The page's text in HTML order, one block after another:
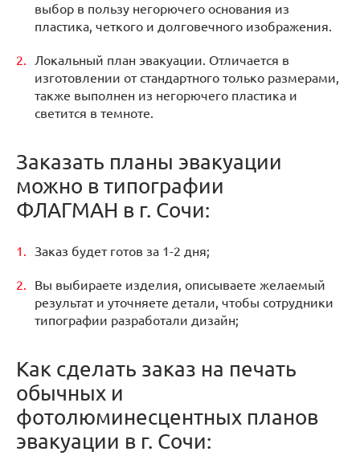
выбор в пользу негорючего основания из
пластика, четкого и долговечного изображения.
Локальный план эвакуации. Отличается в
изготовлении от стандартного только размерами,
также выполнен из негорючего пластика и
светится в темноте.
Заказать планы эвакуации
можно в типографии
ФЛАГМАН в г. Сочи:
Заказ будет готов за 1-2 дня;
Вы выбираете изделия, описываете желаемый
результат и уточняете детали, чтобы сотрудники
типографии разработали дизайн;
Как сделать заказ на печать
обычных и
фотолюминесцентных планов
эвакуации в г. Сочи: